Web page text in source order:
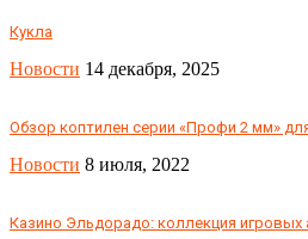
Кукла
Новости 14 декабря, 2025
Обзор коптилен серии «Профи 2 мм»
Новости 8 июля, 2022
Казино Эльдорадо: коллекция игровых